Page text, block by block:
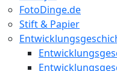
FotoDinge.de
Stift & Papier